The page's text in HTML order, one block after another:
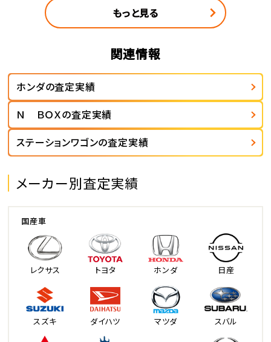
もっと見る
関連情報
ホンダの査定実績
Ｎ ＢＯＸの査定実績
ステーションワゴンの査定実績
メーカー別査定実績
国産車
レクサス トヨタ ホンダ 日産
スズキ ダイハツ マツダ スバル